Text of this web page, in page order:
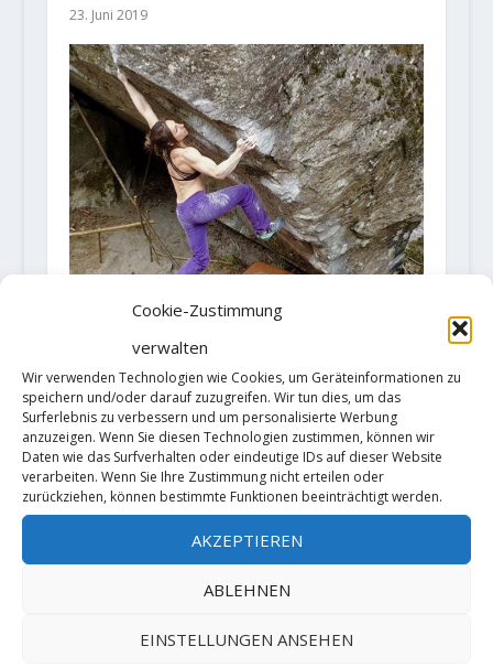
Cookie-Zustimmung
verwalten
Wir verwenden Technologien wie Cookies, um Geräteinformationen zu
speichern und/oder darauf zuzugreifen. Wir tun dies, um das
Surferlebnis zu verbessern und um personalisierte Werbung
anzuzeigen. Wenn Sie diesen Technologien zustimmen, können wir
Daten wie das Surfverhalten oder eindeutige IDs auf dieser Website
verarbeiten. Wenn Sie Ihre Zustimmung nicht erteilen oder
zurückziehen, können bestimmte Funktionen beeinträchtigt werden.
AKZEPTIEREN
ABLEHNEN
EINSTELLUNGEN ANSEHEN
23. Juni 2019
Alex Puccio with "Heritage" 8B+ in
Valle Bavona
25. April 2019
HINTERLASSE EINE ANTWORT
Deine E-Mail-Adresse wird nicht
Erforderliche Felder